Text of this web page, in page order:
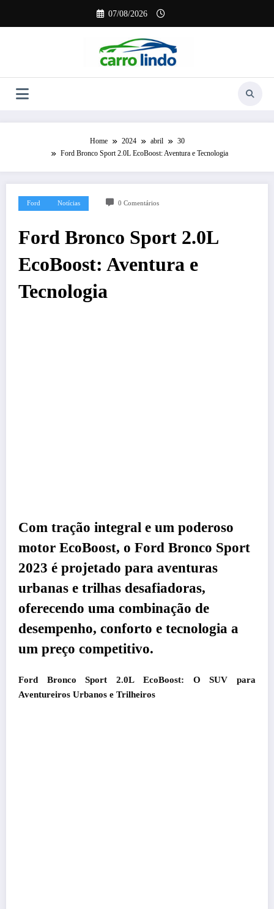
o
07/08/2026
Home 2024 abril
30
Ford Bronco Sport 2.0L EcoBoost: Aventura e Tecnologia
Ford Notícias 0 Comentários
Ford Bronco Sport 2.0L
EcoBoost: Aventura e
Tecnologia
Com tração integral e um poderoso
motor EcoBoost, o Ford Bronco Sport
2023 é projetado para aventuras
urbanas e trilhas desafiadoras,
oferecendo uma combinação de
desempenho, conforto e tecnologia a
um preço competitivo.
Ford Bronco Sport 2.0L EcoBoost: O SUV para
Aventureiros Urbanos e Trilheiros